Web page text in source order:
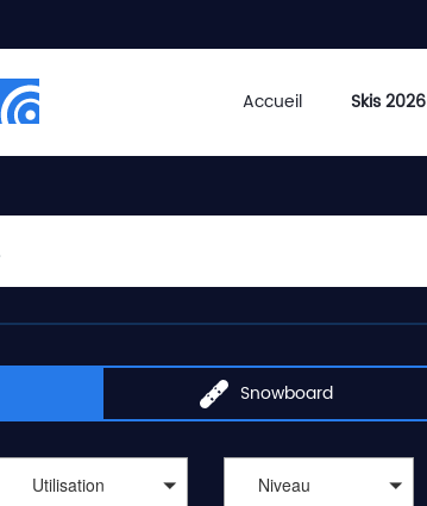
Accueil Skis 2026
Snowboard
Utilisation Niveau